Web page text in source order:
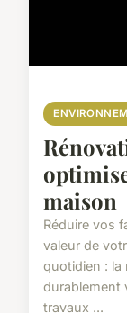
maison
Réduire vos
valeur de
quotidien : la
durablement
travaux ...